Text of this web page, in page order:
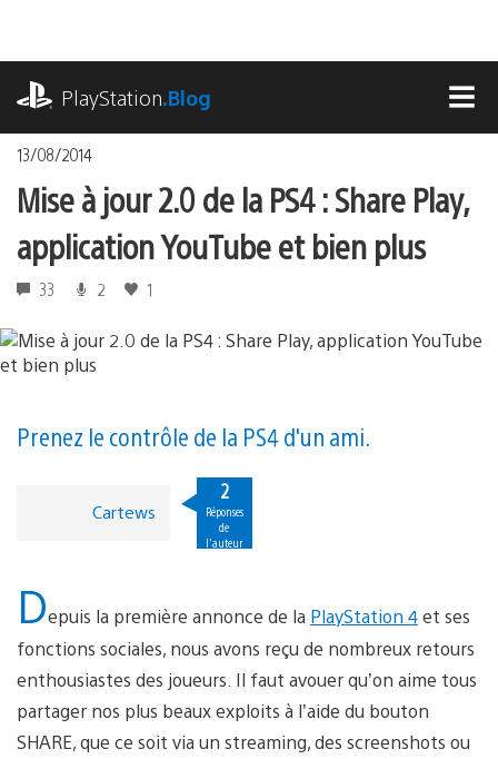
contenu
PlayStation.Blog
13/08/2014
Mise à jour 2.0 de la PS4 : Share Play,
application YouTube et bien plus
33 2 1
Prenez le contrôle de la PS4 d'un ami.
Cartews
2
Réponses
de
l'auteur
Depuis la première annonce de la PlayStation 4et ses
fonctions sociales, nous avons reçu de nombreux retours
enthousiastes des joueurs. Il faut avouer qu’on aime tous
partager nos plus beaux exploits à l’aide du bouton
SHARE, que ce soit via un streaming, des screenshots ou